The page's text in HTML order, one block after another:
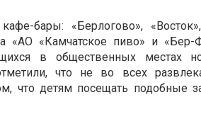
бары: «Берлогово»,
«АО «Камчатское пиво» и
в общественных местах
что не во всех
что детям посещать подобные